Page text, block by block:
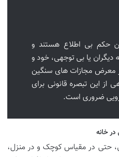
حکم بی اطلاع هستند و
دیگران یا بی توجهی، خود و
معرض مجازات های سنگین
از این تبصره قانونی برای
ضروری است.
خانه
حتی در مقیاس کوچک و در منزل،